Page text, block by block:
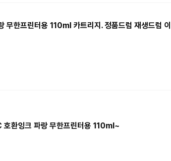
한프린터용 110ml 카트리지. 정품드럼 재생드럼 이
환잉크 파랑 무한프린터용 110ml~